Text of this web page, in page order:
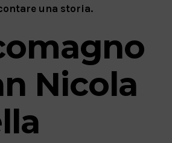
una storia.
Nicola